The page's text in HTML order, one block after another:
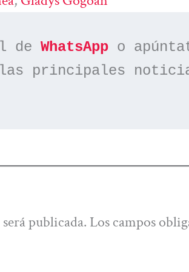
de WhatsApp
principales
publicada. Los campos